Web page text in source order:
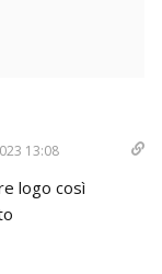
13:08
logo così